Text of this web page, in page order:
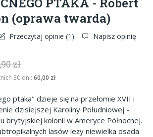
(oprawa twarda)
Przeczytaj opinie (1 ) Napisz opinię
zł
30 dni: 60,00 zł
ptaka" dzieje się na przełomie XVII i
dzisiejszej Karoliny Południowej -
brytyjskiej kolonii w Ameryce Północnej.
lasów leży niewielka osada